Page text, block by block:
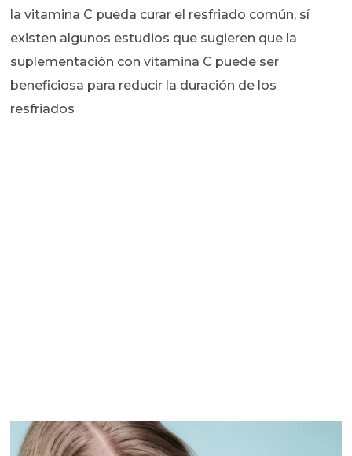
la vitamina C pueda curar el resfriado común, sí
existen algunos estudios que sugieren que la
suplementación con vitamina C puede ser
beneficiosa para reducir la duración de los
resfriados